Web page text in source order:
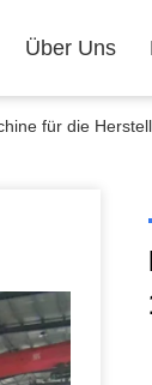
Über Uns
für die